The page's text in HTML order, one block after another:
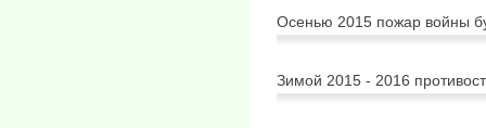
Осенью 2015 пожар войны
Зимой 2015 - 2016